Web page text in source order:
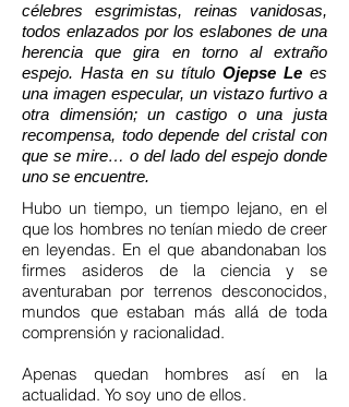
célebres esgrimistas, reinas vanidosas,
todos enlazados por los eslabones de una
herencia que gira en torno al extraño
espejo. Hasta en su título Ojepse Le es
una imagen especular, un vistazo furtivo a
otra dimensión; un castigo o una justa
recompensa, todo depende del cristal con
que se mire… o del lado del espejo donde
uno se encuentre.
Hubo un tiempo, un tiempo lejano, en el
que los hombres no tenían miedo de creer
en leyendas. En el que abandonaban los
firmes asideros de la ciencia y se
aventuraban por terrenos desconocidos,
mundos que estaban más allá de toda
comprensión y racionalidad.
Apenas quedan hombres así en la
actualidad. Yo soy uno de ellos.